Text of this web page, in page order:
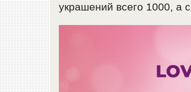
украшений всего 1000, а